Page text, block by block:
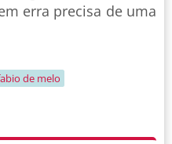
erra precisa de uma
de melo